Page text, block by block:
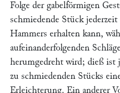
Folge der gabelförmigen
schmiedende Stück
Hammers erhalten kann,
aufeinanderfolgenden
herumgedreht wird; dieß ist
zu schmiedenden Stücks
Erleichterung. Ein anderer